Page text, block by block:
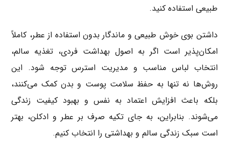
طبیعی استفاده کنید.
داشتن بوی خوش طبیعی و ماندگار بدون استفاده از عطر، کاملاً
امکان‌پذیر است اگر به اصول بهداشت فردی، تغذیه سالم،
انتخاب لباس مناسب و مدیریت استرس توجه شود. این
روش‌ها نه تنها به حفظ سلامت پوست و بدن کمک می‌کنند،
بلکه باعث افزایش اعتماد به نفس و بهبود کیفیت زندگی
می‌شوند. بنابراین، به جای تکیه صرف بر عطر و ادکلن، بهتر
است سبک زندگی سالم و بهداشتی را انتخاب کنیم.